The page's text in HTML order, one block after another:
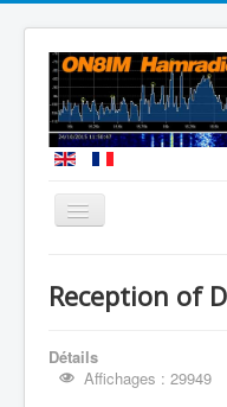
Reception of
Détails
Affichages : 29949